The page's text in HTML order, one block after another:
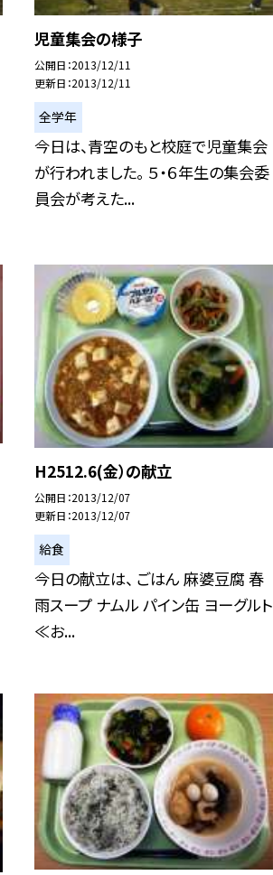
児童集会の様子
公開日 2013/12/11
更新日 2013/12/11
全学年
今日は、青空のもと校庭で児童集会
が行われました。 ５・６年生の集会委
員会が考えた...
H2512.6(金）の献立
公開日 2013/12/07
更新日 2013/12/07
給食
今日の献立は、 ごはん 麻婆豆腐 春
雨スープ ナムル パイン缶 ヨーグルト
≪お...